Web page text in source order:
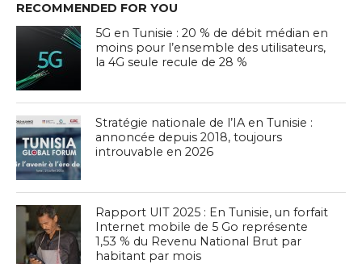
RECOMMENDED FOR YOU
5G en Tunisie : 20 % de débit médian en
moins pour l’ensemble des utilisateurs,
la 4G seule recule de 28 %
Stratégie nationale de l’IA en Tunisie :
annoncée depuis 2018, toujours
introuvable en 2026
Rapport UIT 2025 : En Tunisie, un forfait
Internet mobile de 5 Go représente
1,53 % du Revenu National Brut par
habitant par mois